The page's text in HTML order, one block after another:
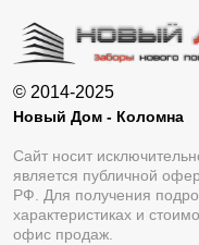
© 2014-2025
Новый Дом - Коломна
Сайт носит
является публичной
РФ. Для получения
характеристиках и
офис продаж.